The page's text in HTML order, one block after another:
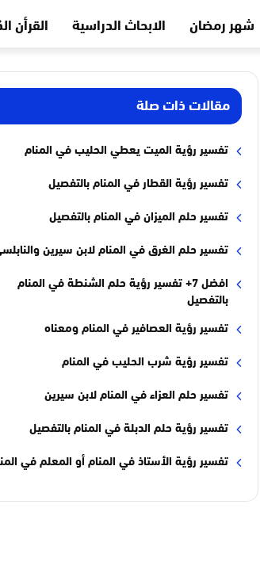
شهر رمضان الابحاث الدراسية القرأن
مقالات ذات صلة
تفسير رؤية الميت يعطي الحليب في المنام
تفسير رؤية القطار في المنام بالتفصيل
تفسير حلم الميزان في المنام بالتفصيل
تفسير حلم الغرق في المنام لابن سيرين
افضل 7+ تفسير رؤية حلم الشنطة في المنام
بالتفصيل
تفسير رؤية العصافير في المنام ومعناه
تفسير رؤية شرب الحليب في المنام
تفسير حلم العزاء في المنام لابن سيرين
تفسير رؤية حلم الدبلة في المنام بالتفصيل
تفسير رؤية الأستاذ في المنام أو المعلم في